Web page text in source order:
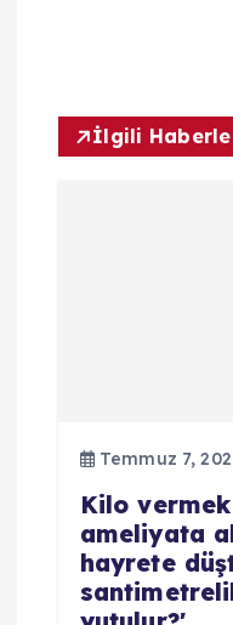
İlgili
Temmuz 7,
Kilo
ameliyata
hayrete